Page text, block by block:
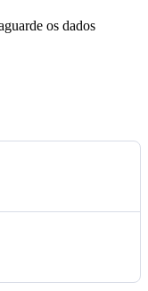
os dados